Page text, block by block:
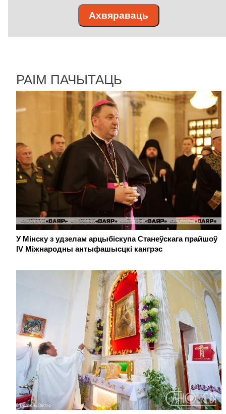
Ахвяраваць
РАІМ ПАЧЫТАЦЬ
У Мінску з удзелам арцыбіскупа Станеўскага прайшоў
IV Міжнародны антыфашысцкі кангрэс